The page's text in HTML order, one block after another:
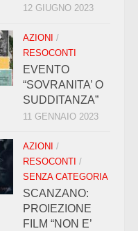
12 GIUGNO 2023
AZIONI /
RESOCONTI
EVENTO
“SOVRANITA’ O
SUDDITANZA”
11 GENNAIO 2023
AZIONI /
RESOCONTI /
SENZA CATEGORIA
SCANZANO:
PROIEZIONE
FILM “NON E’